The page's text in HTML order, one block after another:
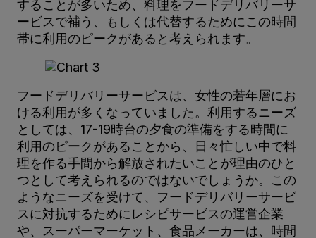
することが多いため、料理をフードデリバリーサ
ービスで補う、もしくは代替するためにこの時間
帯に利用のピークがあると考えられます。
フードデリバリーサービスは、女性の若年層にお
ける利用が多くなっていました。利用するニーズ
としては、17-19時台の夕食の準備をする時間に
利用のピークがあることから、日々忙しい中で料
理を作る手間から解放されたいことが理由のひと
つとして考えられるのではないでしょうか。この
ようなニーズを受けて、フードデリバリーサービ
スに対抗するためにレシピサービスの運営企業
や、スーパーマーケット、食品メーカーは、時間